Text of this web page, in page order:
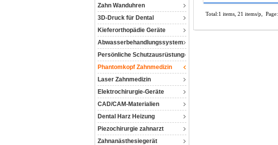
Zahn Wanduhren
3D-Druck für Dental
Kieferorthopädie Geräte
Abwasserbehandlungssystem
Persönliche Schutzausrüstung
Phantomkopf Zahnmedizin
Laser Zahnmedizin
Elektrochirurgie-Geräte
CAD/CAM-Materialien
Dental Harz Heizung
Piezochirurgie zahnarzt
Zahnanästhesiegerät
Total:1 items, 21 items/p, Page: